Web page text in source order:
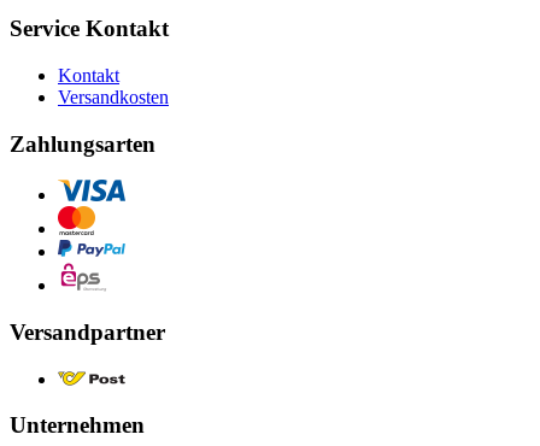
Service Kontakt
Kontakt
Versandkosten
Zahlungsarten
Versandpartner
Unternehmen